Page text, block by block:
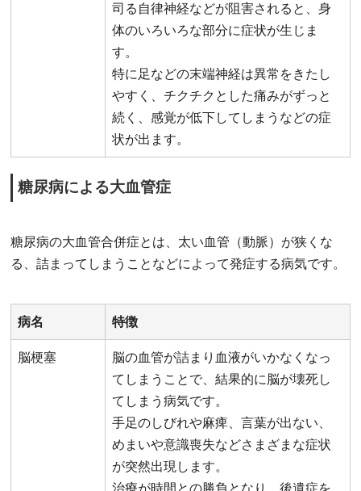
司る自律神経などが阻害されると、身
体のいろいろな部分に症状が生じま
す。
特に足などの末端神経は異常をきたし
やすく、チクチクとした痛みがずっと
続く、感覚が低下してしまうなどの症
状が出ます。
糖尿病による大血管症
糖尿病の大血管合併症とは、太い血管（動脈）が狭くな
る、詰まってしまうことなどによって発症する病気です。
病名 特徴
脳梗塞
脳の血管が詰まり血液がいかなくなっ
てしまうことで、結果的に脳が壊死し
てしまう病気です。
手足のしびれや麻痺、言葉が出ない、
めまいや意識喪失などさまざまな症状
が突然出現します。